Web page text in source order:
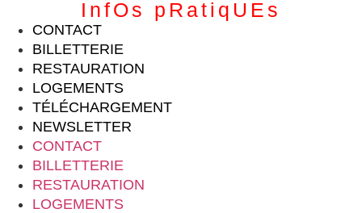
InfOs pRatiqUEs
CONTACT
BILLETTERIE
RESTAURATION
LOGEMENTS
TÉLÉCHARGEMENT
NEWSLETTER
CONTACT
BILLETTERIE
RESTAURATION
LOGEMENTS